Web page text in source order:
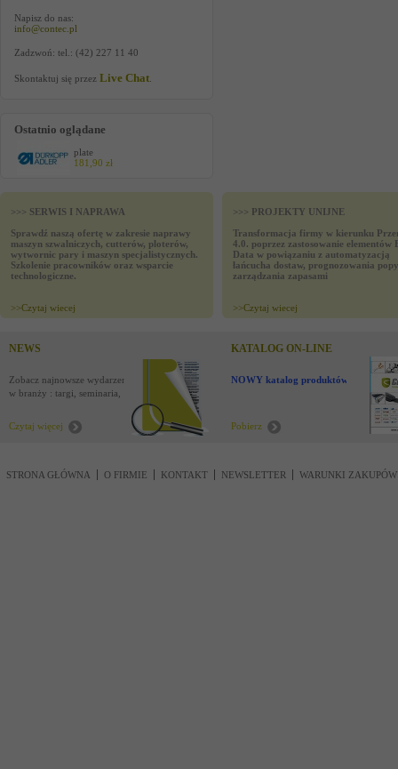
Napisz do nas:
info@contec.pl
Zadzwoń: tel.: (42) 227 11 40
Skontaktuj się przez Live Chat
Ostatnio oglądane
plate
181,90 zł
>>> SERWIS I NAPRAWA
Sprawdź naszą ofertę w zakresie naprawy
maszyn szwalniczych, cutterów, ploterów,
wytwornic pary i maszyn specjalistycznych.
Szkolenie pracowników oraz wsparcie
technologiczne.
>>Czytaj wiecej
>>> PROJEKTY UNIJNE
Transformacja firmy w kierunku
4.0. poprzez zastosowanie elementów
Data w powiązaniu z automatyzacją
łańcucha dostaw, prognozowania
zarządzania zapasami
>>Czytaj wiecej
NEWS
Zobacz najnowsze wydarzenia
w branży : targi, seminaria,
Czytaj więcej
KATALOG ON-LINE
NOWY katalog produktów !
Pobierz
STRONA GŁÓWNA O FIRMIE KONTAKT NEWSLETTER WARUNKI ZAKUPÓW